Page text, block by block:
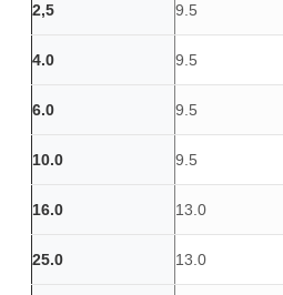
2,5 9.5
4.0 9.5
6.0 9.5
10.0 9.5
16.0 13.0
25.0 13.0